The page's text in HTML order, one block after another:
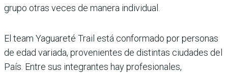
grupo otras veces de manera individual.
El team Yaguareté Trail está conformado por personas
de edad variada, provenientes de distintas ciudades del
País. Entre sus integrantes hay profesionales,